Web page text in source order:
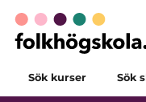
Sök kurser Sök